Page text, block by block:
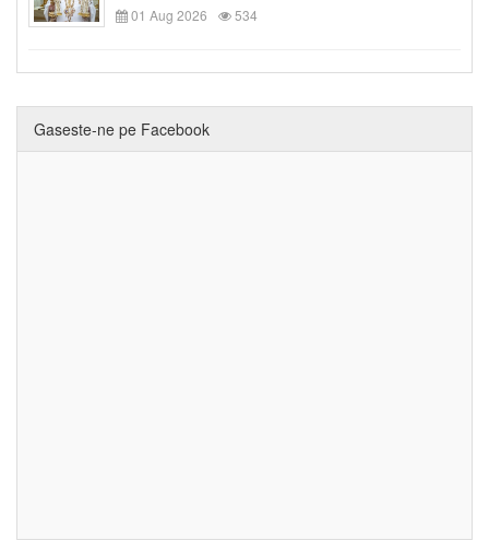
01 Aug 2026
534
Gaseste-ne pe Facebook